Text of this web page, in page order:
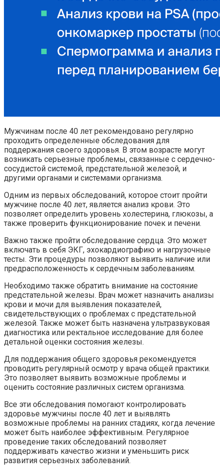
Мужчинам после 40 лет рекомендовано регулярно
проходить определенные обследования для
поддержания своего здоровья. В этом возрасте могут
возникать серьезные проблемы, связанные с сердечно-
сосудистой системой, предстательной железой, и
другими органами и системами организма.
Одним из первых обследований, которое стоит пройти
мужчине после 40 лет, является анализ крови. Это
позволяет определить уровень холестерина, глюкозы, а
также проверить функционирование почек и печени.
Важно также пройти обследование сердца. Это может
включать в себя ЭКГ, эхокардиографию и нагрузочные
тесты. Эти процедуры позволяют выявить наличие или
предрасположенность к сердечным заболеваниям.
Необходимо также обратить внимание на состояние
предстательной железы. Врач может назначить анализы
крови и мочи для выявления показателей,
свидетельствующих о проблемах с предстательной
железой. Также может быть назначена ультразвуковая
диагностика или ректальное исследование для более
детальной оценки состояния железы.
Для поддержания общего здоровья рекомендуется
проводить регулярный осмотр у врача общей практики.
Это позволяет выявить возможные проблемы и
оценить состояние различных систем организма.
Все эти обследования помогают контролировать
здоровье мужчины после 40 лет и выявлять
возможные проблемы на ранних стадиях, когда лечение
может быть наиболее эффективным. Регулярное
проведение таких обследований позволяет
поддерживать качество жизни и уменьшить риск
развития серьезных заболеваний.